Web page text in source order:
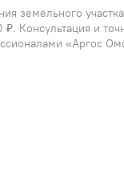
земельного
₽. Консультация и
«Аргос